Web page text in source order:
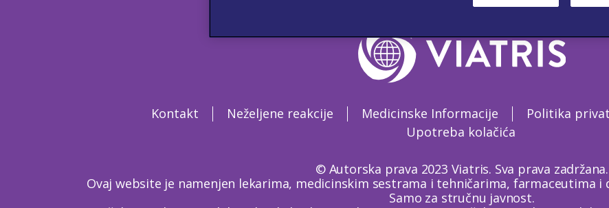
Kontakt Neželjene reakcije Medicinske Informacije Politika
Upotreba kolačića
© Autorska prava 2023 Viatris. Sva prava zadržana.
Ovaj website je namenjen lekarima, medicinskim sestrama i tehničarima, farmaceutima
Samo za stručnu javnost.